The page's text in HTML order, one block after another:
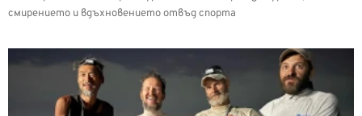
смирението и вдъхновението отвъд спорта